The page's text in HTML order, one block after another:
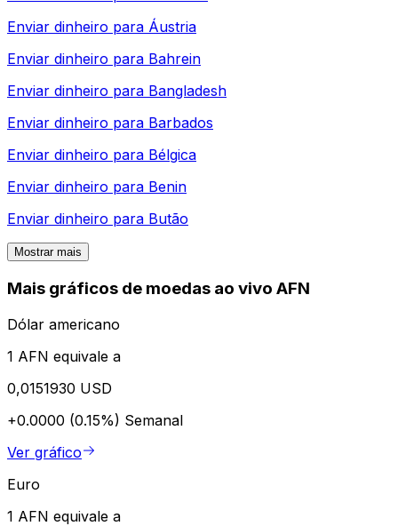
Enviar dinheiro para Áustria
Enviar dinheiro para Bahrein
Enviar dinheiro para Bangladesh
Enviar dinheiro para Barbados
Enviar dinheiro para Bélgica
Enviar dinheiro para Benin
Enviar dinheiro para Butão
Mostrar mais
Mais gráficos de moedas ao vivo AFN
Dólar americano
1 AFN equivale a
0,0151930 USD
+0.0000 (0.15%) Semanal
Ver gráfico
Euro
1 AFN equivale a